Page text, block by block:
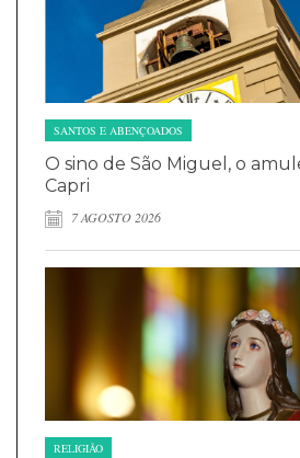
SANTOS E ABENÇOADOS
O sino de São Miguel, o
Capri
7 AGOSTO 2026
RELIGIÃO